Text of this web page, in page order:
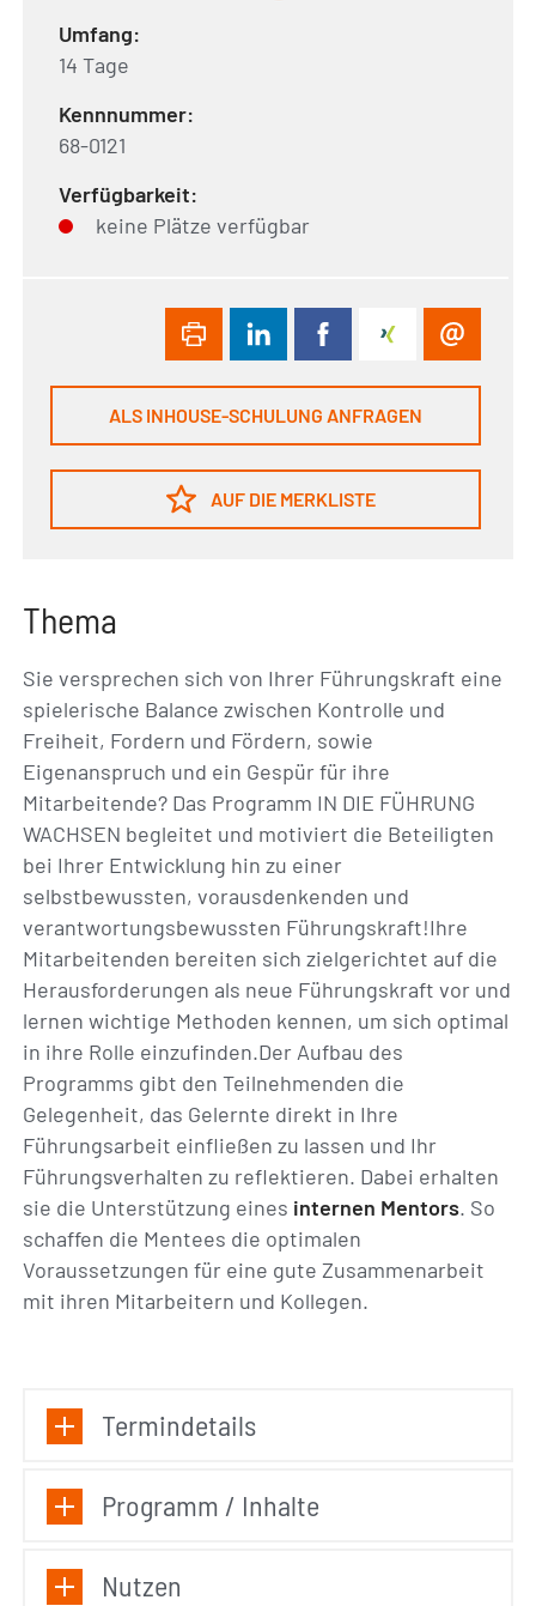
Umfang:
14 Tage
Kennnummer:
68-0121
Verfügbarkeit:
keine Plätze verfügbar
ALS INHOUSE-SCHULUNG ANFRAGEN
AUF DIE MERKLISTE
Thema
Sie versprechen sich von Ihrer Führungskraft eine
spielerische Balance zwischen Kontrolle und
Freiheit, Fordern und Fördern, sowie
Eigenanspruch und ein Gespür für ihre
Mitarbeitende? Das Programm IN DIE FÜHRUNG
WACHSEN begleitet und motiviert die Beteiligten
bei Ihrer Entwicklung hin zu einer
selbstbewussten, vorausdenkenden und
verantwortungsbewussten Führungskraft!Ihre
Mitarbeitenden bereiten sich zielgerichtet auf die
Herausforderungen als neue Führungskraft vor und
lernen wichtige Methoden kennen, um sich optimal
in ihre Rolle einzufinden.Der Aufbau des
Programms gibt den Teilnehmenden die
Gelegenheit, das Gelernte direkt in Ihre
Führungsarbeit einfließen zu lassen und Ihr
Führungsverhalten zu reflektieren. Dabei erhalten
sie die Unterstützung eines internen Mentors. So
schaffen die Mentees die optimalen
Voraussetzungen für eine gute Zusammenarbeit
mit ihren Mitarbeitern und Kollegen.
Termindetails
Programm / Inhalte
Nutzen